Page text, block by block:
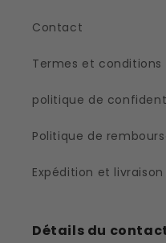
Contact
Termes et conditions
politique de
Politique de
Expédition et livraison
Détails du